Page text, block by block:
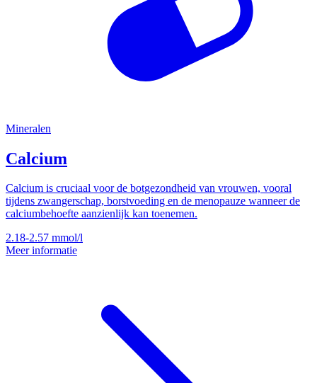
Mineralen
Calcium
Calcium is cruciaal voor de botgezondheid van vrouwen, vooral
tijdens zwangerschap, borstvoeding en de menopauze wanneer de
calciumbehoefte aanzienlijk kan toenemen.
2.18-2.57 mmol/l
Meer informatie